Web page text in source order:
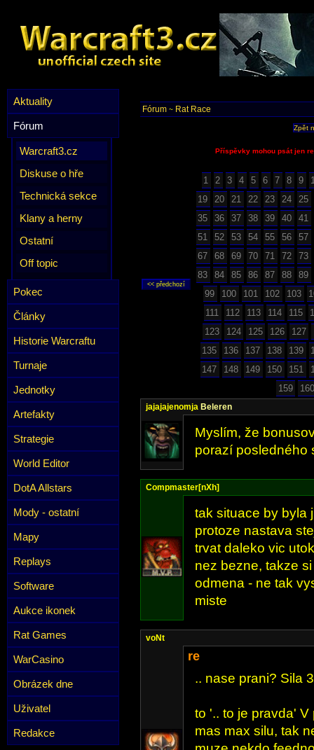
Aktuality
Fórum
Warcraft3.cz
Diskuse o hře
Technická sekce
Klany a herny
Ostatní
Off topic
Pokec
Články
Historie Warcraftu
Turnaje
Jednotky
Artefakty
Strategie
World Editor
DotA Allstars
Mody - ostatní
Mapy
Replays
Software
Aukce ikonek
Rat Games
WarCasino
Obrázek dne
Uživatel
Redakce
Fórum ~ Rat Race
Zpět
Příspěvky mohou psát jen
1 2 3 4 5 6 7 8 9
19
20 21 22 23 24
25
35
36 37 38 39 40
41
51
52 53 54 55 56
57
67
68 69 70 71 72
73
83
84 85 86 87 88
89
99
100 101 102 103
111
112 113 114 115
123
124 125 126 127
135
136 137 138 139
147
148 149 150 151
159
160
jajajajenomja Beleren
Myslím, že
porazí posledného
Compmaster[nXh]
tak situace by byla
protoze nastava
trvat daleko vic
nez bezne, takze
odmena - ne tak
miste
voNt
re
.. nase prani? Sila
to '.. to je pravda'
mas max silu, tak